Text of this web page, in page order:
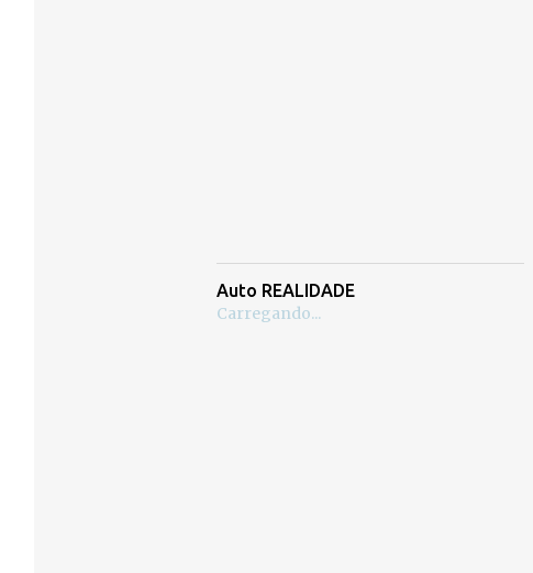
Auto REALIDADE
Carregando...